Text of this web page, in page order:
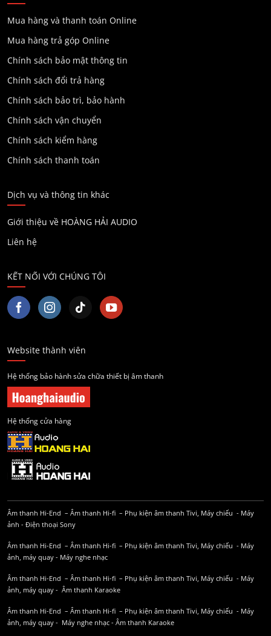
Mua hàng và thanh toán Online
Mua hàng trả góp Online
Chính sách bảo mật thông tin
Chính sách đổi trả hàng
Chính sách bảo trì, bảo hành
Chính sách vận chuyển
Chính sách kiểm hàng
Chính sách thanh toán
Dịch vụ và thông tin khác
Giới thiệu về HOÀNG HẢI AUDIO
Liên hệ
KẾT NỐI VỚI CHÚNG TÔI
Website thành viên
Hệ thống bảo hành sửa chữa thiết bị âm thanh
Hệ thống cửa hàng
Âm thanh Hi-End – Âm thanh Hi-fi – Phụ kiện âm thanh Tivi, Máy chiếu - Máy
ảnh - Điện thoại Sony
Âm thanh Hi-End – Âm thanh Hi-fi – Phụ kiện âm thanh Tivi, Máy chiếu - Máy
ảnh, máy quay - Máy nghe nhạc
Âm thanh Hi-End – Âm thanh Hi-fi – Phụ kiện âm thanh Tivi, Máy chiếu - Máy
ảnh, máy quay - Âm thanh Karaoke
Âm thanh Hi-End – Âm thanh Hi-fi – Phụ kiện âm thanh Tivi, Máy chiếu - Máy
ảnh, máy quay - Máy nghe nhạc - Âm thanh Karaoke